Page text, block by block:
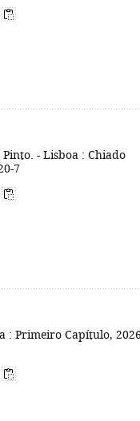
Pinto. - Lisboa : Chiado
7
: Primeiro Capítulo,